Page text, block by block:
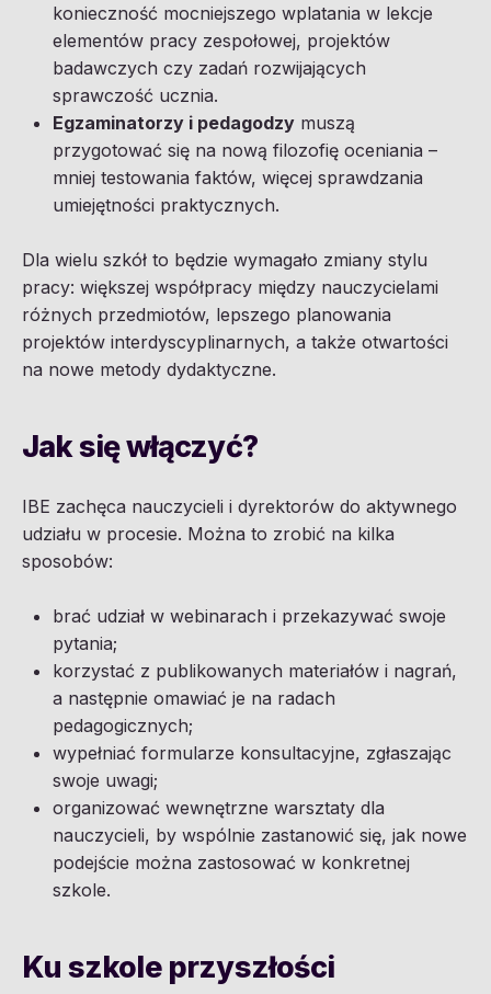
konieczność mocniejszego wplatania w lekcje
elementów pracy zespołowej, projektów
badawczych czy zadań rozwijających
sprawczość ucznia.
Egzaminatorzy i pedagodzy muszą
przygotować się na nową filozofię oceniania –
mniej testowania faktów, więcej sprawdzania
umiejętności praktycznych.
Dla wielu szkół to będzie wymagało zmiany stylu
pracy: większej współpracy między nauczycielami
różnych przedmiotów, lepszego planowania
projektów interdyscyplinarnych, a także otwartości
na nowe metody dydaktyczne.
Jak się włączyć?
IBE zachęca nauczycieli i dyrektorów do aktywnego
udziału w procesie. Można to zrobić na kilka
sposobów:
brać udział w webinarach i przekazywać swoje
pytania;
korzystać z publikowanych materiałów i nagrań,
a następnie omawiać je na radach
pedagogicznych;
wypełniać formularze konsultacyjne, zgłaszając
swoje uwagi;
organizować wewnętrzne warsztaty dla
nauczycieli, by wspólnie zastanowić się, jak nowe
podejście można zastosować w konkretnej
szkole.
Ku szkole przyszłości